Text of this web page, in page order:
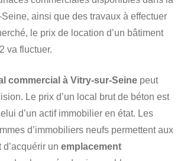
ainsi que des travaux à effectuer
le prix de location d’un bâtiment
va fluctuer.
commercial à Vitry-sur-Seine peut
Le prix d’un local brut de béton est
d’un actif immobilier en état. Les
d’immobiliers neufs permettent aux
un emplacement